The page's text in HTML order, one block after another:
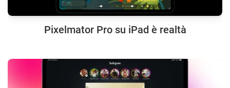
Pixelmator Pro su iPad è realtà